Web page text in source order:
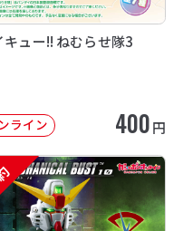
キュー!! ねむらせ隊3
ライン 400円